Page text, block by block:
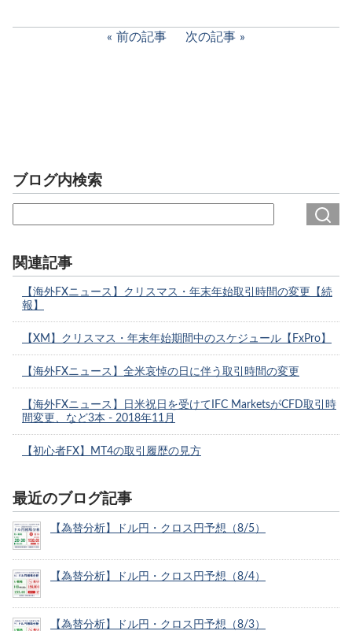
前の記事 次の記事
ブログ内検索
関連記事
【海外FXニュース】クリスマス・年末年始取引時間の変更【続
報】
【XM】クリスマス・年末年始期間中のスケジュール【FxPro】
【海外FXニュース】全米哀悼の日に伴う取引時間の変更
【海外FXニュース】日米祝日を受けてIFC MarketsがCFD取引時
間変更、など3本 - 2018年11月
【初心者FX】MT4の取引履歴の見方
最近のブログ記事
【為替分析】ドル円・クロス円予想（8/5）
【為替分析】ドル円・クロス円予想（8/4）
【為替分析】ドル円・クロス円予想（8/3）